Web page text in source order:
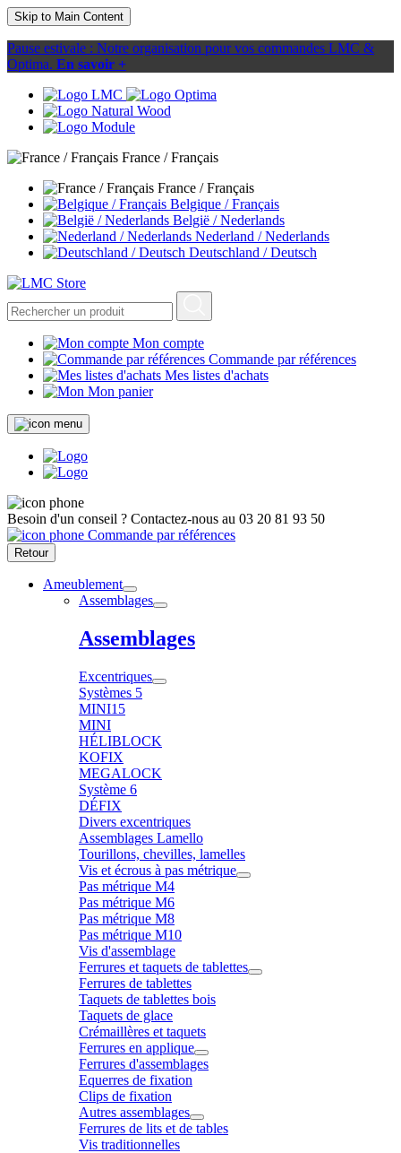
Skip to Main Content
Pause estivale : Notre organisation pour vos commandes LMC &
Optima. En savoir +
France / Français
France / Français
Belgique / Français
België / Nederlands
Nederland / Nederlands
Deutschland / Deutsch
Mon compte
Commande par références
Mes listes d'achats
Mon panier
Besoin d'un conseil ? Contactez-nous au 03 20 81 93 50
Commande par références
Retour
Ameublement
Assemblages
Assemblages
Excentriques
Systèmes 5
MINI15
MINI
HÉLIBLOCK
KOFIX
MEGALOCK
Système 6
DÉFIX
Divers excentriques
Assemblages Lamello
Tourillons, chevilles, lamelles
Vis et écrous à pas métrique
Pas métrique M4
Pas métrique M6
Pas métrique M8
Pas métrique M10
Vis d'assemblage
Ferrures et taquets de tablettes
Ferrures de tablettes
Taquets de tablettes bois
Taquets de glace
Crémaillères et taquets
Ferrures en applique
Ferrures d'assemblages
Equerres de fixation
Clips de fixation
Autres assemblages
Ferrures de lits et de tables
Vis traditionnelles